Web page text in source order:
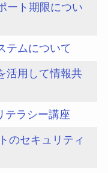
ート期限につい
テムについて
活用して情報共
テラシー講座
のセキュリティ